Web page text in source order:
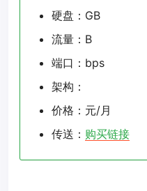
硬盘：GB
流量：B
端口：bps
架构：
价格：元/月
传送： 购买链接